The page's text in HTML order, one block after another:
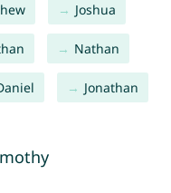
Joshua
Nathan
Jonathan